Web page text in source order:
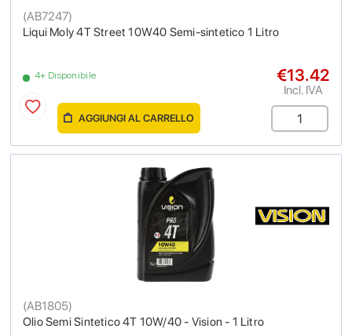
Liqui Moly 4T Street 10W40 Semi-sintetico 1 Litro
(AB7247)
4+ Disponibile €13.42
Incl. IVA
AGGIUNGI AL CARRELLO
Olio Semi Sintetico 4T 10W/40 - Vision - 1 Litro
(AB1805)